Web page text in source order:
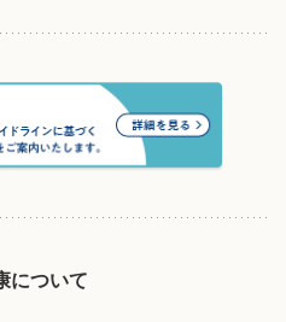
について